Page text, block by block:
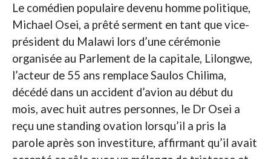
Le comédien populaire devenu homme politique,
Michael Osei, a prêté serment en tant que vice-
président du Malawi lors d’une cérémonie
organisée au Parlement de la capitale, Lilongwe,
l’acteur de 55 ans remplace Saulos Chilima,
décédé dans un accident d’avion au début du
mois, avec huit autres personnes, le Dr Osei a
reçu une standing ovation lorsqu’il a pris la
parole après son investiture, affirmant qu’il avait